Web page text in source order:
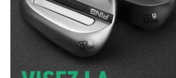
Ladies European Tour 2026 : une saison
historique sur cinq continents
Debout en Bouts prolonge la Fashion Week à
Roland-Garros